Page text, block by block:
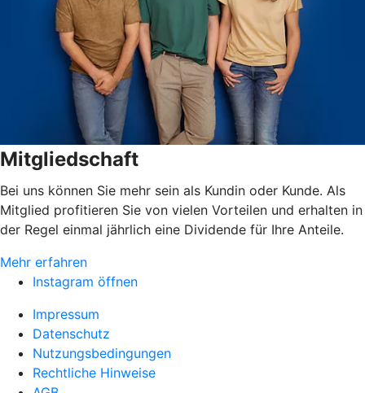
Mitgliedschaft
Bei uns können Sie mehr sein als Kundin oder Kunde. Als
Mitglied profitieren Sie von vielen Vorteilen und erhalten in
der Regel einmal jährlich eine Dividende für Ihre Anteile.
Mehr erfahren
Instagram öffnen
Impressum
Datenschutz
Nutzungsbedingungen
Rechtliche Hinweise